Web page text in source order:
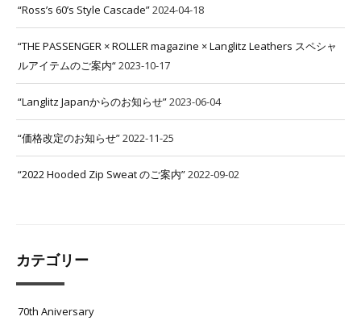
“Ross’s 60’s Style Cascade”2024-04-18
“THE PASSENGER × ROLLER magazine × Langlitz Leathers スペシャ
ルアイテムのご案内“2023-10-17
“Langlitz Japanからのお知らせ”2023-06-04
“価格改定のお知らせ”2022-11-25
“2022 Hooded Zip Sweat のご案内”2022-09-02
カテゴリー
70th Aniversary